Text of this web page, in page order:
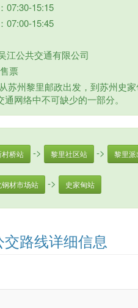
07:30-15:15
07:00-15:45
江公共交通有限公司
票
苏州黎里邮政出发，到苏州史
网络中不可缺少的一部分。
村桥站 -> 黎里社区站 -> 黎里
钢材市场站 -> 史家甸站
路线详细信息